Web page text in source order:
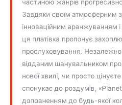
частиною жанрів
Завдяки своїм атмосферним
інноваційним аранжуванням
ця платівка пропонує
прослуховування. Незалежно
відданим шанувальником
нової хвилі, чи просто
спонукає до роздумів,
доповненням до будь-якої